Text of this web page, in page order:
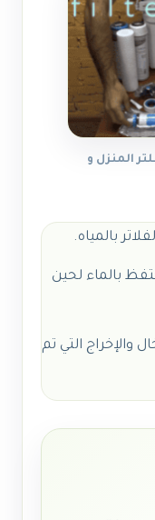
المنزل و
بالمياه.
بالماء لحين
والإخراج التي تم